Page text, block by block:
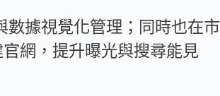
數據視覺化管理；同時也在市
網，提升曝光與搜尋能見